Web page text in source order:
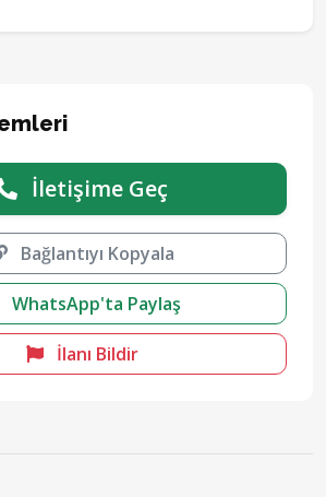
İletişime Geç
Bağlantıyı Kopyala
WhatsApp'ta Paylaş
İlanı Bildir